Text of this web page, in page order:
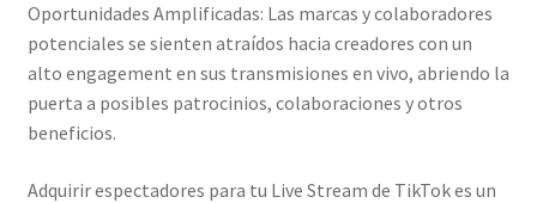
Oportunidades Amplificadas: Las marcas y colaboradores
potenciales se sienten atraídos hacia creadores con un
alto engagement en sus transmisiones en vivo, abriendo la
puerta a posibles patrocinios, colaboraciones y otros
beneficios.
Adquirir espectadores para tu Live Stream de TikTok es un